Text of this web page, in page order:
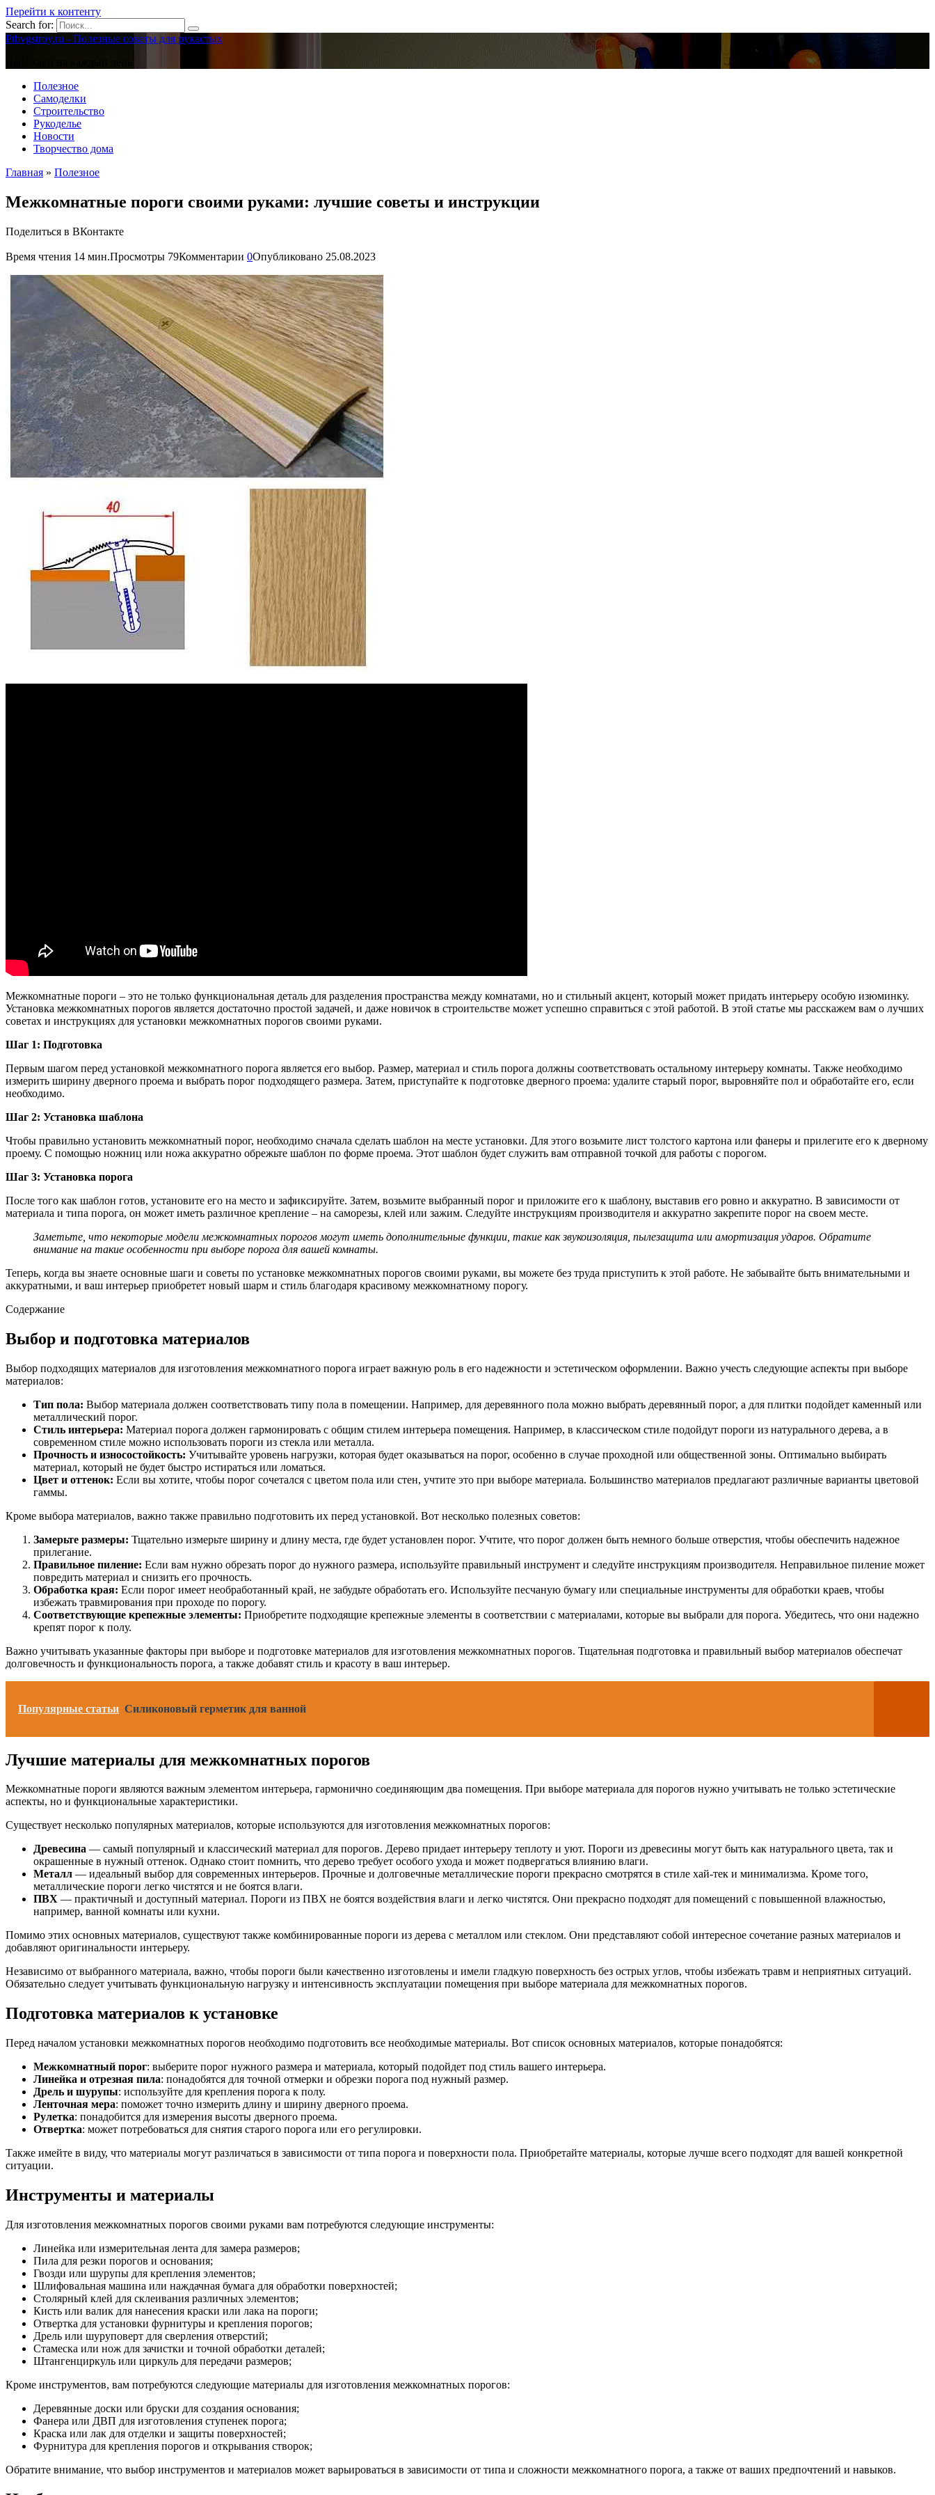
Перейти к контенту
Search for:
Ptbvgstroy.ru - Полезные советы для рукастых
Полезное
Самоделки
Строительство
Рукоделье
Новости
Творчество дома
Главная » Полезное
Межкомнатные пороги своими руками: лучшие советы и инструкции
Поделиться в ВКонтакте
Время чтения 14 мин.Просмотры 79Комментарии 0Опубликовано 25.08.2023
Межкомнатные пороги – это не только функциональная деталь для разделения пространства между комнатами, но и стильный акцент, который может придать интерьеру особую изюминку.
Установка межкомнатных порогов является достаточно простой задачей, и даже новичок в строительстве может успешно справиться с этой работой. В этой статье мы расскажем вам о лучших
советах и инструкциях для установки межкомнатных порогов своими руками.
Шаг 1: Подготовка
Первым шагом перед установкой межкомнатного порога является его выбор. Размер, материал и стиль порога должны соответствовать остальному интерьеру комнаты. Также необходимо
измерить ширину дверного проема и выбрать порог подходящего размера. Затем, приступайте к подготовке дверного проема: удалите старый порог, выровняйте пол и обработайте его, если
необходимо.
Шаг 2: Установка шаблона
Чтобы правильно установить межкомнатный порог, необходимо сначала сделать шаблон на месте установки. Для этого возьмите лист толстого картона или фанеры и прилегите его к дверному
проему. С помощью ножниц или ножа аккуратно обрежьте шаблон по форме проема. Этот шаблон будет служить вам отправной точкой для работы с порогом.
Шаг 3: Установка порога
После того как шаблон готов, установите его на место и зафиксируйте. Затем, возьмите выбранный порог и приложите его к шаблону, выставив его ровно и аккуратно. В зависимости от
материала и типа порога, он может иметь различное крепление – на саморезы, клей или зажим. Следуйте инструкциям производителя и аккуратно закрепите порог на своем месте.
Заметьте, что некоторые модели межкомнатных порогов могут иметь дополнительные функции, такие как звукоизоляция, пылезащита или амортизация ударов. Обратите
внимание на такие особенности при выборе порога для вашей комнаты.
Теперь, когда вы знаете основные шаги и советы по установке межкомнатных порогов своими руками, вы можете без труда приступить к этой работе. Не забывайте быть внимательными и
аккуратными, и ваш интерьер приобретет новый шарм и стиль благодаря красивому межкомнатному порогу.
Содержание
Выбор и подготовка материалов
Выбор подходящих материалов для изготовления межкомнатного порога играет важную роль в его надежности и эстетическом оформлении. Важно учесть следующие аспекты при выборе
материалов:
Тип пола: Выбор материала должен соответствовать типу пола в помещении. Например, для деревянного пола можно выбрать деревянный порог, а для плитки подойдет каменный или
металлический порог.
Стиль интерьера: Материал порога должен гармонировать с общим стилем интерьера помещения. Например, в классическом стиле подойдут пороги из натурального дерева, а в
современном стиле можно использовать пороги из стекла или металла.
Прочность и износостойкость: Учитывайте уровень нагрузки, которая будет оказываться на порог, особенно в случае проходной или общественной зоны. Оптимально выбирать
материал, который не будет быстро истираться или ломаться.
Цвет и оттенок: Если вы хотите, чтобы порог сочетался с цветом пола или стен, учтите это при выборе материала. Большинство материалов предлагают различные варианты цветовой
гаммы.
Кроме выбора материалов, важно также правильно подготовить их перед установкой. Вот несколько полезных советов:
Замерьте размеры: Тщательно измерьте ширину и длину места, где будет установлен порог. Учтите, что порог должен быть немного больше отверстия, чтобы обеспечить надежное
прилегание.
Правильное пиление: Если вам нужно обрезать порог до нужного размера, используйте правильный инструмент и следуйте инструкциям производителя. Неправильное пиление может
повредить материал и снизить его прочность.
Обработка края: Если порог имеет необработанный край, не забудьте обработать его. Используйте песчаную бумагу или специальные инструменты для обработки краев, чтобы
избежать травмирования при проходе по порогу.
Соответствующие крепежные элементы: Приобретите подходящие крепежные элементы в соответствии с материалами, которые вы выбрали для порога. Убедитесь, что они надежно
крепят порог к полу.
Важно учитывать указанные факторы при выборе и подготовке материалов для изготовления межкомнатных порогов. Тщательная подготовка и правильный выбор материалов обеспечат
долговечность и функциональность порога, а также добавят стиль и красоту в ваш интерьер.
Популярные статьи Силиконовый герметик для ванной
Лучшие материалы для межкомнатных порогов
Межкомнатные пороги являются важным элементом интерьера, гармонично соединяющим два помещения. При выборе материала для порогов нужно учитывать не только эстетические
аспекты, но и функциональные характеристики.
Существует несколько популярных материалов, которые используются для изготовления межкомнатных порогов:
Древесина — самый популярный и классический материал для порогов. Дерево придает интерьеру теплоту и уют. Пороги из древесины могут быть как натурального цвета, так и
окрашенные в нужный оттенок. Однако стоит помнить, что дерево требует особого ухода и может подвергаться влиянию влаги.
Металл — идеальный выбор для современных интерьеров. Прочные и долговечные металлические пороги прекрасно смотрятся в стиле хай-тек и минимализма. Кроме того,
металлические пороги легко чистятся и не боятся влаги.
ПВХ — практичный и доступный материал. Пороги из ПВХ не боятся воздействия влаги и легко чистятся. Они прекрасно подходят для помещений с повышенной влажностью,
например, ванной комнаты или кухни.
Помимо этих основных материалов, существуют также комбинированные пороги из дерева с металлом или стеклом. Они представляют собой интересное сочетание разных материалов и
добавляют оригинальности интерьеру.
Независимо от выбранного материала, важно, чтобы пороги были качественно изготовлены и имели гладкую поверхность без острых углов, чтобы избежать травм и неприятных ситуаций.
Обязательно следует учитывать функциональную нагрузку и интенсивность эксплуатации помещения при выборе материала для межкомнатных порогов.
Подготовка материалов к установке
Перед началом установки межкомнатных порогов необходимо подготовить все необходимые материалы. Вот список основных материалов, которые понадобятся:
Межкомнатный порог: выберите порог нужного размера и материала, который подойдет под стиль вашего интерьера.
Линейка и отрезная пила: понадобятся для точной отмерки и обрезки порога под нужный размер.
Дрель и шурупы: используйте для крепления порога к полу.
Ленточная мера: поможет точно измерить длину и ширину дверного проема.
Рулетка: понадобится для измерения высоты дверного проема.
Отвертка: может потребоваться для снятия старого порога или его регулировки.
Также имейте в виду, что материалы могут различаться в зависимости от типа порога и поверхности пола. Приобретайте материалы, которые лучше всего подходят для вашей конкретной
ситуации.
Инструменты и материалы
Для изготовления межкомнатных порогов своими руками вам потребуются следующие инструменты:
Линейка или измерительная лента для замера размеров;
Пила для резки порогов и основания;
Гвозди или шурупы для крепления элементов;
Шлифовальная машина или наждачная бумага для обработки поверхностей;
Столярный клей для склеивания различных элементов;
Кисть или валик для нанесения краски или лака на пороги;
Отвертка для установки фурнитуры и крепления порогов;
Дрель или шуруповерт для сверления отверстий;
Стамеска или нож для зачистки и точной обработки деталей;
Штангенциркуль или циркуль для передачи размеров;
Кроме инструментов, вам потребуются следующие материалы для изготовления межкомнатных порогов:
Деревянные доски или бруски для создания основания;
Фанера или ДВП для изготовления ступенек порога;
Краска или лак для отделки и защиты поверхностей;
Фурнитура для крепления порогов и открывания створок;
Обратите внимание, что выбор инструментов и материалов может варьироваться в зависимости от типа и сложности межкомнатного порога, а также от ваших предпочтений и навыков.